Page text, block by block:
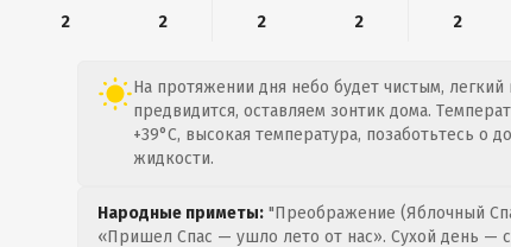
2
2 2 2 2
На протяжении дня небо будет чистым,
предвидится, оставляем зонтик дома.
+39°C, высокая температура, позаботьтесь о
жидкости.
Народные приметы: "Преображение (Яблочный
«Пришел Спас — ушло лето от нас». Сухой день —